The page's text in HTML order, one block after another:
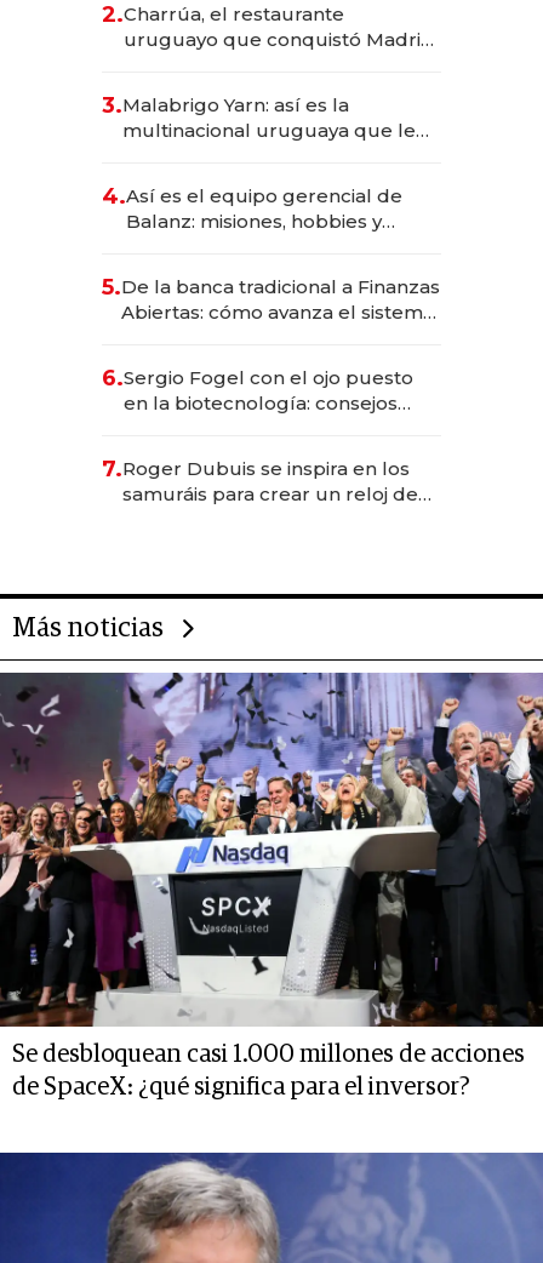
millones
2.Charrúa, el restaurante
uruguayo que conquistó Madrid:
anticipación y prepara apertura
3.Malabrigo Yarn: así es la
multinacional uruguaya que le
4.Así es el equipo gerencial de
Balanz: misiones, hobbies y
5.De la banca tradicional a Finanzas
Abiertas: cómo avanza el sistema
6.Sergio Fogel con el ojo puesto
en la biotecnología: consejos
rol de la IA
7.Roger Dubuis se inspira en los
samuráis para crear un reloj de
Más noticias
Se desbloquean casi 1.000 millones de acciones
de SpaceX: ¿qué significa para el inversor?